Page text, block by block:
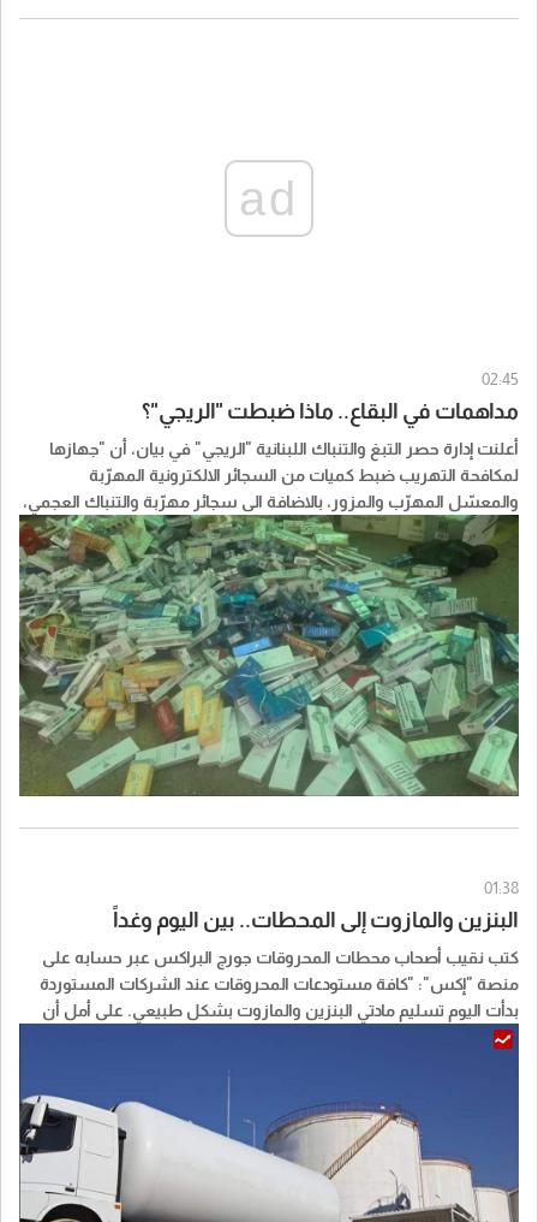
ad
02:45
مداهمات في البقاع.. ماذا ضبطت "الريجي"؟
أعلنت إدارة حصر التبغ والتنباك اللبنانية "الريجي" في بيان، أن "جهازها
لمكافحة التهريب ضبط كميات من السجائر الالكترونية المهرّبة
والمعسّل المهرّب والمزور، بالاضافة الى سجائر مهرّبة والتنباك العجمي،
نتيجة عمليات دهم نفّذها في عين بورضاي وبدنايل والفرزل".
وذكّرت بأن هذه المداهمات تندرج ضمن "جهودها المتواصلة لمكافحة
المصنوعات التبغية المهرّبة والمزوّرة"، مشيرة إلى أن "محاضر ضبط
بالمخالفين سُطّرت وينظر فيها القضاء المختص".
01:38
البنزين والمازوت إلى المحطات.. بين اليوم وغداً
كتب نقيب أصحاب محطات المحروقات جورج البراكس عبر حسابه على
منصة "إكس": "كافة مستودعات المحروقات عند الشركات المستوردة
بدأت اليوم تسليم مادتي البنزين والمازوت بشكل طبيعي. على أمل أن
تصل المحروقات الى جميع المحطات في كل المناطق وخاصة البقاع